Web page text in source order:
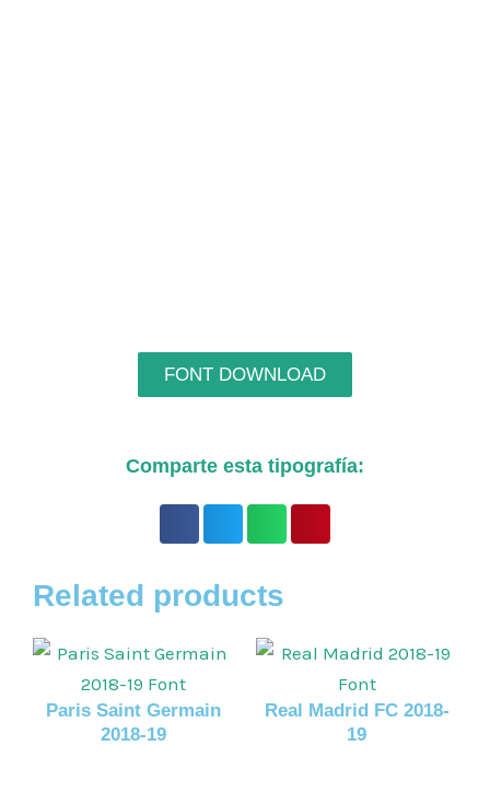
FONT DOWNLOAD
Comparte esta tipografía:
Related products
Paris Saint Germain
2018-19
Real Madrid FC 2018-
19